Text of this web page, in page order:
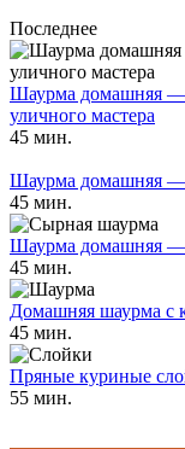
Последнее
Шаурма домашняя —
уличного мастера
45 мин.
Шаурма домашняя —
45 мин.
Шаурма домашняя —
45 мин.
Домашняя шаурма с
45 мин.
Пряные куриные
55 мин.